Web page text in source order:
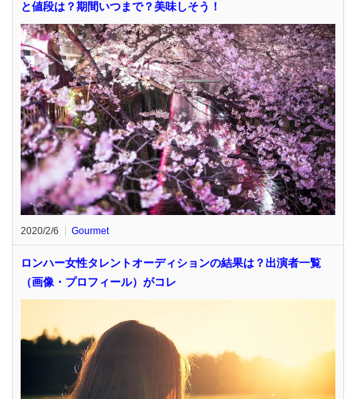
と値段は？期間いつまで？美味しそう！
2020/2/6 Gourmet
ロンハー女性タレントオーディションの結果は？出演者一覧
（画像・プロフィール）がコレ